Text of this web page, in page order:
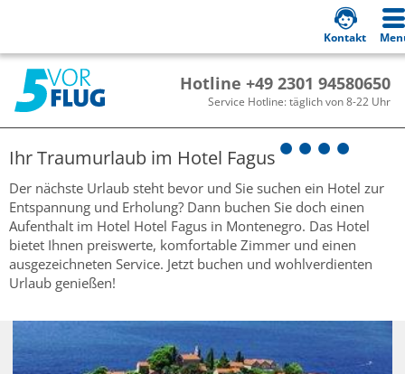
Hotline +49 2301 94580650
Service Hotline: täglich von 8-22 Uhr
Kontakt
Ihr Traumurlaub im Hotel Fagus
Der nächste Urlaub steht bevor und Sie suchen ein Hotel zur
Entspannung und Erholung? Dann buchen Sie doch einen
Aufenthalt im Hotel Hotel Fagus in Montenegro. Das Hotel
bietet Ihnen preiswerte, komfortable Zimmer und einen
ausgezeichneten Service. Jetzt buchen und wohlverdienten
Urlaub genießen!